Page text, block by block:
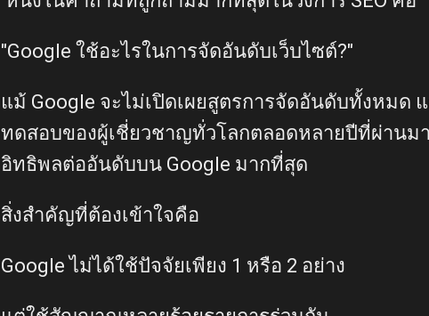
"Google ใช้อะไรในการจัดอันดับเว็บไซต์?"
แม้ Google จะไม่เปิดเผยสูตรการจัดอันดับทั้งหมด
ทดสอบของผู้เชี่ยวชาญทั่วโลกตลอดหลายปีที่ผ่านมา
อิทธิพลต่ออันดับบน Google มากที่สุด
สิ่งสำคัญที่ต้องเข้าใจคือ
Google ไม่ได้ใช้ปัจจัยเพียง 1 หรือ 2 อย่าง